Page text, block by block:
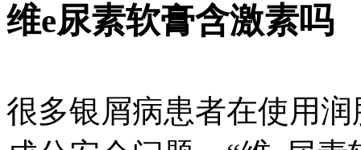
维e尿素软膏含激素吗
很多银屑病患者在使用